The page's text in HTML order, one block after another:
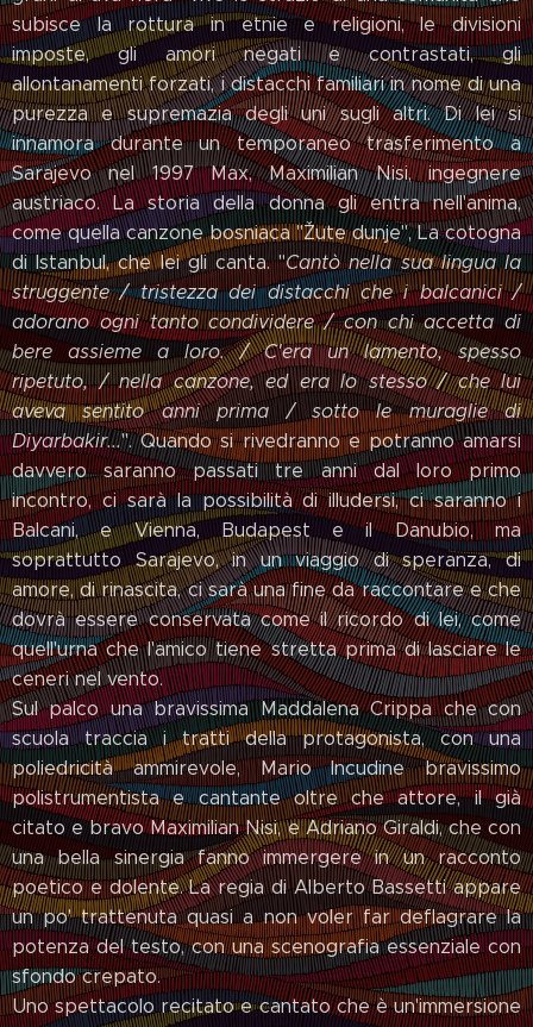
subisce la rottura in etnie e religioni, le divisioni
imposte, gli amori negati e contrastati, gli
allontanamenti forzati, i distacchi familiari in nome di una
purezza e supremazia degli uni sugli altri. Di lei si
innamora durante un temporaneo trasferimento a
Sarajevo nel 1997 Max, Maximilian Nisi, ingegnere
austriaco. La storia della donna gli entra nell'anima,
come quella canzone bosniaca "Žute dunje", La cotogna
di Istanbul, che lei gli canta. "Cantò nella sua lingua la
struggente / tristezza dei distacchi che i balcanici /
adorano ogni tanto condividere / con chi accetta di
bere assieme a loro. / C'era un lamento, spesso
ripetuto, / nella canzone, ed era lo stesso / che lui
aveva sentito anni prima / sotto le muraglie di
Diyarbakir...". Quando si rivedranno e potranno amarsi
davvero saranno passati tre anni dal loro primo
incontro, ci sarà la possibilità di illudersi, ci saranno i
Balcani, e Vienna, Budapest e il Danubio, ma
soprattutto Sarajevo, in un viaggio di speranza, di
amore, di rinascita, ci sarà una fine da raccontare e che
dovrà essere conservata come il ricordo di lei, come
quell'urna che l'amico tiene stretta prima di lasciare le
ceneri nel vento.
Sul palco una bravissima Maddalena Crippa che con
scuola traccia i tratti della protagonista, con una
poliedricità ammirevole, Mario Incudine bravissimo
polistrumentista e cantante oltre che attore, il già
citato e bravo Maximilian Nisi, e Adriano Giraldi, che con
una bella sinergia fanno immergere in un racconto
poetico e dolente. La regia di Alberto Bassetti appare
un po' trattenuta quasi a non voler far deflagrare la
potenza del testo, con una scenografia essenziale con
sfondo crepato.
Uno spettacolo recitato e cantato che è un'immersione